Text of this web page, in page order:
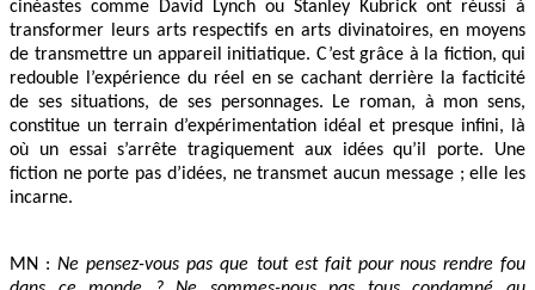
cinéastes comme David Lynch ou Stanley Kubrick ont réussi à
transformer leurs arts respectifs en arts divinatoires, en moyens
de transmettre un appareil initiatique. C’est grâce à la fiction, qui
redouble l’expérience du réel en se cachant derrière la facticité
de ses situations, de ses personnages. Le roman, à mon sens,
constitue un terrain d’expérimentation idéal et presque infini, là
où un essai s’arrête tragiquement aux idées qu’il porte. Une
fiction ne porte pas d’idées, ne transmet aucun message ; elle les
incarne.
MN :Ne pensez-vous pas que tout est fait pour nous rendre fou